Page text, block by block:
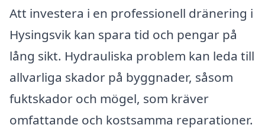
Att investera i en professionell dränering i
Hysingsvik kan spara tid och pengar på
lång sikt. Hydrauliska problem kan leda till
allvarliga skador på byggnader, såsom
fuktskador och mögel, som kräver
omfattande och kostsamma reparationer.